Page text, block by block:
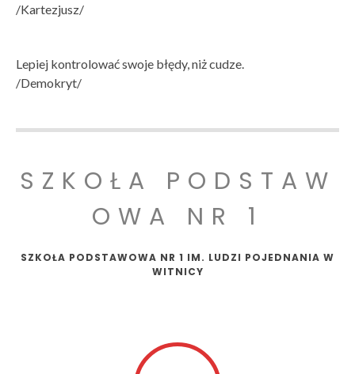
/Kartezjusz/
Lepiej kontrolować swoje błędy, niż cudze.
/Demokryt/
SZKOŁA PODSTAW
OWA NR 1
SZKOŁA PODSTAWOWA NR 1 IM. LUDZI POJEDNANIA W
WITNICY